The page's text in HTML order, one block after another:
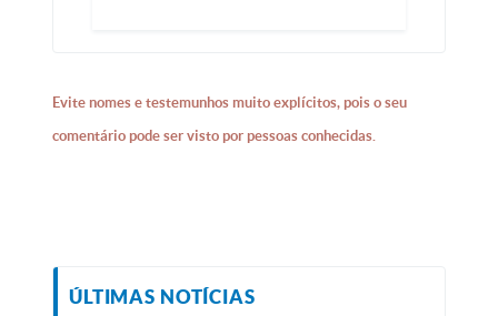
Evite nomes e testemunhos muito explícitos, pois o seu
comentário pode ser visto por pessoas conhecidas.
ÚLTIMAS NOTÍCIAS